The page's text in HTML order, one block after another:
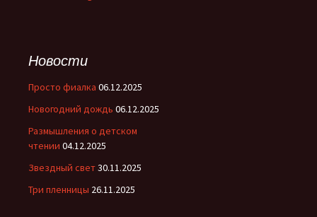
Новости
Просто фиалка 06.12.2025
Новогодний дождь 06.12.2025
Размышления о детском
чтении 04.12.2025
Звездный свет30.11.2025
Три пленницы 26.11.2025